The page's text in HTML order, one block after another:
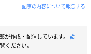
記事の内容について報告する
が作成・配信しています。 話
ください。